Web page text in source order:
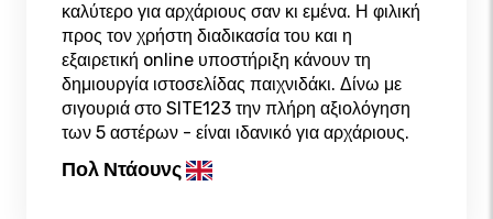
καλύτερο για αρχάριους σαν κι εμένα. Η φιλική
προς τον χρήστη διαδικασία του και η
εξαιρετική online υποστήριξη κάνουν τη
δημιουργία ιστοσελίδας παιχνιδάκι. Δίνω με
σιγουριά στο SITE123 την πλήρη αξιολόγηση
των 5 αστέρων - είναι ιδανικό για αρχάριους.
Πολ Ντάουνς